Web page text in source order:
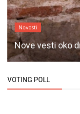
Novosti
Nove vesti oko
VOTING POLL